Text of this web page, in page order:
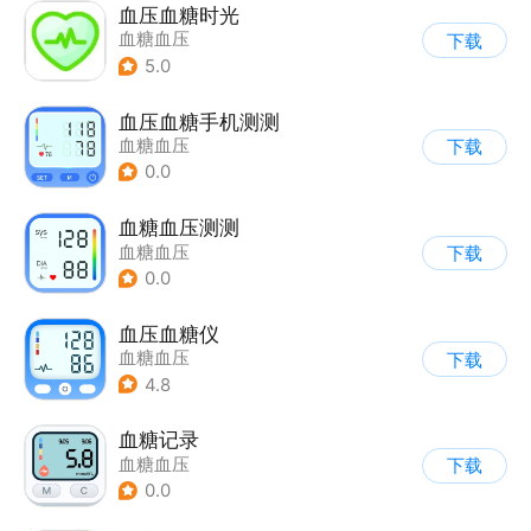
血压血糖时光
血糖血压
5.0
下载
血压血糖手机测测
血糖血压
0.0
下载
血糖血压测测
血糖血压
0.0
下载
血压血糖仪
血糖血压
4.8
下载
血糖记录
血糖血压
0.0
下载